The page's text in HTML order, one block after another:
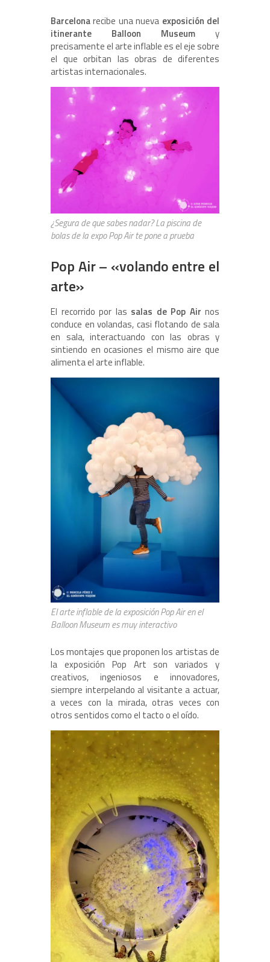
Barcelonarecibe una nueva exposición del
itinerante Balloon Museum y
precisamente el arte inflable es el eje sobre
el que orbitan las obras de diferentes
artistas internacionales.
¿Segura de que sabes nadar? La piscina de
bolas de la expo Pop Air te pone a prueba
Pop Air – «volando entre el
arte»
El recorrido por las salas de Pop Air nos
conduce en volandas, casi flotando de sala
en sala, interactuando con las obras y
sintiendo en ocasiones el mismo aire que
alimenta el arte inflable.
El arte inflable de la exposición Pop Air en el
Balloon Museum es muy interactivo
Los montajes que proponen los artistas de
la exposición Pop Art son variados y
creativos, ingeniosos e innovadores,
siempre interpelando al visitante a actuar,
a veces con la mirada, otras veces con
otros sentidos como el tacto o el oído.